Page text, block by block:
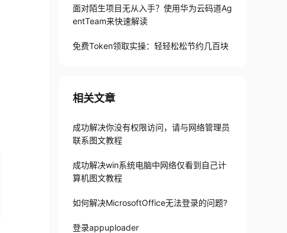
面对陌生项目无从入手？使用华为云码道Ag
entTeam来快速解读
免费Token领取实操：轻轻松松节约几百块
相关文章
成功解决你没有权限访问，请与网络管理员
联系图文教程
成功解决win系统电脑中网络仅看到自己计
算机图文教程
如何解决MicrosoftOffice无法登录的问题?
登录appuploader